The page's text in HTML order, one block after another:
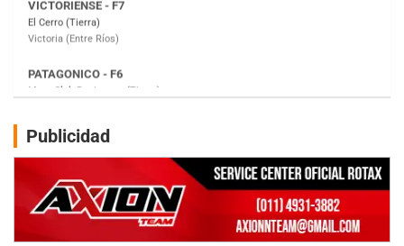
Moto Club Reginense (Tierra)
Gral. E. Godoy (Río Negro)
Juventud Unida (Tierra)
Humboldt (Santa Fe)
Ciudad de Avellaneda (Asfalto)
Avellaneda (Santa Fe)
SUR SANTAFESINO - F4
José Samuel Sánchez (Tierra)
Publicidad